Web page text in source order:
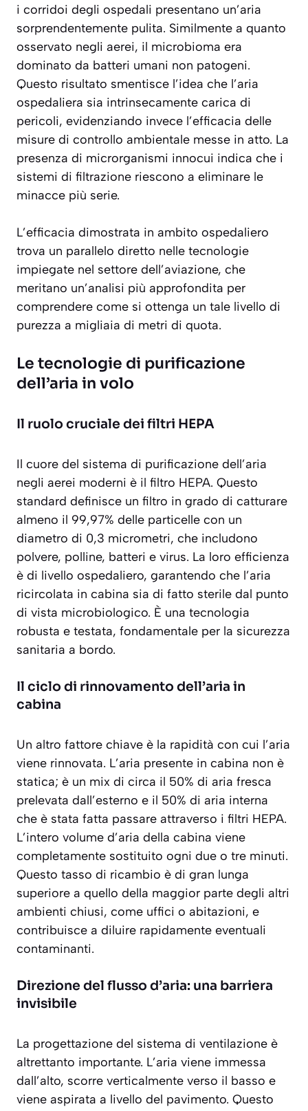
i corridoi degli ospedali presentano un’aria
sorprendentemente pulita. Similmente a quanto
osservato negli aerei, il microbioma era
dominato da batteri umani non patogeni.
Questo risultato smentisce l’idea che l’aria
ospedaliera sia intrinsecamente carica di
pericoli, evidenziando invece l’efficacia delle
misure di controllo ambientale messe in atto. La
presenza di microrganismi innocui indica che i
sistemi di filtrazione riescono a eliminare le
minacce più serie.
L’efficacia dimostrata in ambito ospedaliero
trova un parallelo diretto nelle tecnologie
impiegate nel settore dell’aviazione, che
meritano un’analisi più approfondita per
comprendere come si ottenga un tale livello di
purezza a migliaia di metri di quota.
Le tecnologie di purificazione
dell’aria in volo
Il ruolo cruciale dei filtri HEPA
Il cuore del sistema di purificazione dell’aria
negli aerei moderni è il filtro HEPA. Questo
standard definisce un filtro in grado di catturare
almeno il 99,97% delle particelle con un
diametro di 0,3 micrometri, che includono
polvere, polline, batteri e virus. La loro efficienza
è di livello ospedaliero, garantendo che l’aria
ricircolata in cabina sia di fatto sterile dal punto
di vista microbiologico. È una tecnologia
robusta e testata, fondamentale per la sicurezza
sanitaria a bordo.
Il ciclo di rinnovamento dell’aria in
cabina
Un altro fattore chiave è la rapidità con cui l’aria
viene rinnovata. L’aria presente in cabina non è
statica; è un mix di circa il 50% di aria fresca
prelevata dall’esterno e il 50% di aria interna
che è stata fatta passare attraverso i filtri HEPA.
L’intero volume d’aria della cabina viene
completamente sostituito ogni due o tre minuti.
Questo tasso di ricambio è di gran lunga
superiore a quello della maggior parte degli altri
ambienti chiusi, come uffici o abitazioni, e
contribuisce a diluire rapidamente eventuali
contaminanti.
Direzione del flusso d’aria: una barriera
invisibile
La progettazione del sistema di ventilazione è
altrettanto importante. L’aria viene immessa
dall’alto, scorre verticalmente verso il basso e
viene aspirata a livello del pavimento. Questo